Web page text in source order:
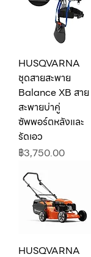
HUSQVARNA
ชุดสายสะพาย
Balance XB สาย
สะพายบ่าคู่
ซัพพอร์ตหลังและ
รัดเอว
ราคา
฿3,750.00
HUSQVARNA